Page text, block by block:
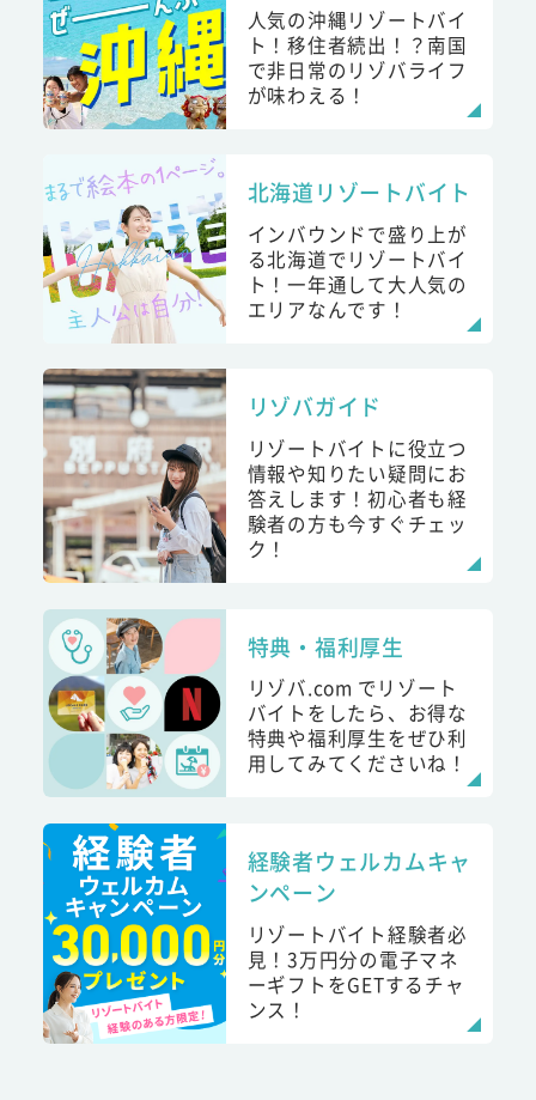
人気の沖縄リゾートバイ
ト！移住者続出！？南国
で非日常のリゾバライフ
が味わえる！
北海道リゾートバイト
インバウンドで盛り上が
る北海道でリゾートバイ
ト！一年通して大人気の
エリアなんです！
リゾバガイド
リゾートバイトに役立つ
情報や知りたい疑問にお
答えします！初心者も経
験者の方も今すぐチェッ
ク！
特典・福利厚生
リゾバ.com でリゾート
バイトをしたら、お得な
特典や福利厚生をぜひ利
用してみてくださいね！
経験者ウェルカムキャ
ンペーン
リゾートバイト経験者必
見！3万円分の電子マネ
ーギフトをGETするチャ
ンス！